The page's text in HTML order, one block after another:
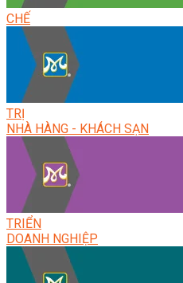
CHẾ
TRỊ
NHÀ HÀNG - KHÁCH SẠN
TRIỂN
DOANH NGHIỆP